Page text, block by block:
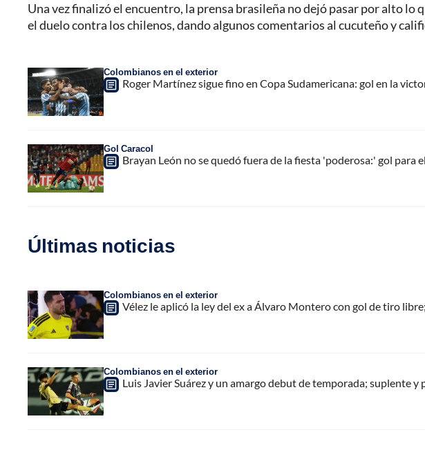
Una vez finalizó el encuentro, la prensa brasileña no dejó pasar por alto lo
el duelo contra los chilenos, dando algunos comentarios al cucuteño y
Colombianos en el exterior
Roger Martínez sigue fino en Copa Sudamericana: gol en la
Gol Caracol
Brayan León no se quedó fuera de la fiesta 'poderosa:' gol para
Últimas noticias
Colombianos en el exterior
Vélez le aplicó la ley del ex a Álvaro Montero con gol de tiro
Colombianos en el exterior
Luis Javier Suárez y un amargo debut de temporada; suplente